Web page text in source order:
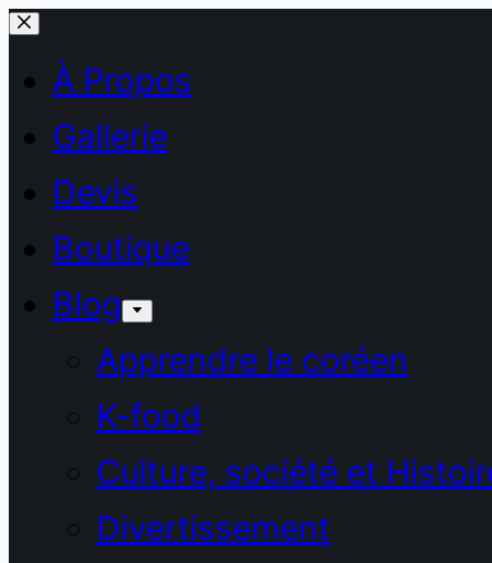
Passer
contenuÀ Propos
Gallerie
Devis
Boutique
Blog
Apprendre le coréen
K-food
Culture, société et
Divertissement